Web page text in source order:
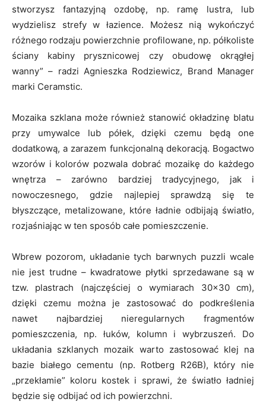
stworzysz fantazyjną ozdobę, np. ramę lustra, lub
wydzielisz strefy w łazience. Możesz nią wykończyć
różnego rodzaju powierzchnie profilowane, np. półkoliste
ściany kabiny prysznicowej czy obudowę okrągłej
wanny” – radzi Agnieszka Rodziewicz, Brand Manager
marki Ceramstic.
Mozaika szklana może również stanowić okładzinę blatu
przy umywalce lub półek, dzięki czemu będą one
dodatkową, a zarazem funkcjonalną dekoracją. Bogactwo
wzorów i kolorów pozwala dobrać mozaikę do każdego
wnętrza – zarówno bardziej tradycyjnego, jak i
nowoczesnego, gdzie najlepiej sprawdzą się te
błyszczące, metalizowane, które ładnie odbijają światło,
rozjaśniając w ten sposób całe pomieszczenie.
Wbrew pozorom, układanie tych barwnych puzzli wcale
nie jest trudne – kwadratowe płytki sprzedawane są w
tzw. plastrach (najczęściej o wymiarach 30×30 cm),
dzięki czemu można je zastosować do podkreślenia
nawet najbardziej nieregularnych fragmentów
pomieszczenia, np. łuków, kolumn i wybrzuszeń. Do
układania szklanych mozaik warto zastosować klej na
bazie białego cementu (np. Rotberg R26B), który nie
„przekłamie” koloru kostek i sprawi, że światło ładniej
będzie się odbijać od ich powierzchni.